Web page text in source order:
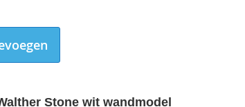
Stone wit wandmodel